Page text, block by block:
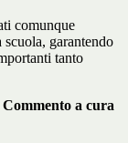
comunque
garantendo
tanto
a cura